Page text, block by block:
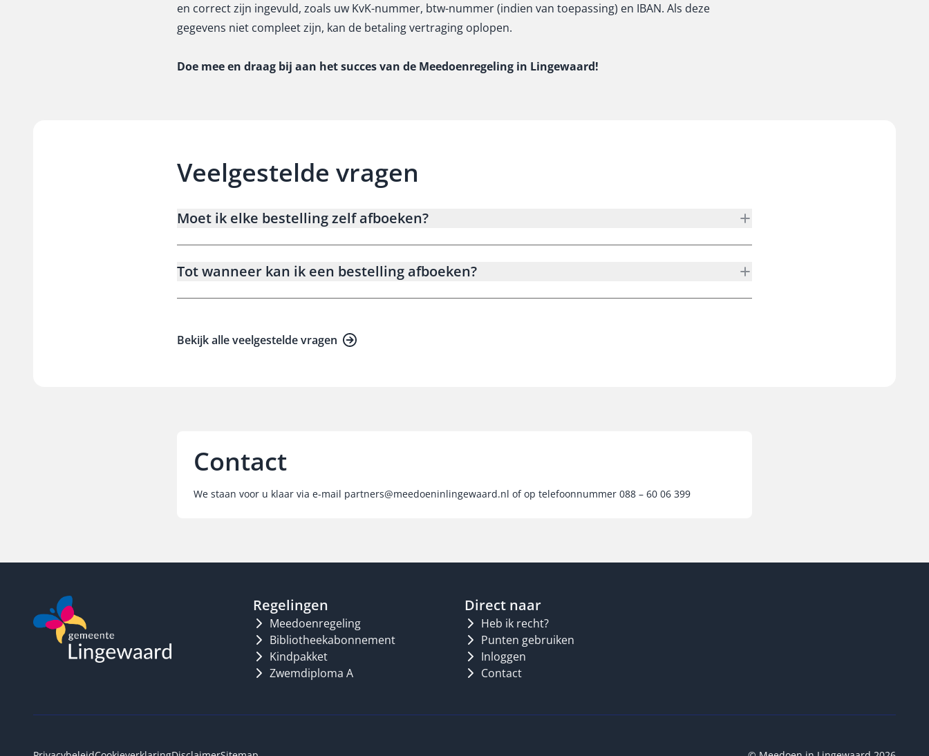
en correct zijn ingevuld, zoals uw KvK-nummer, btw-nummer (indien van toepassing) en IBAN. Als deze
gegevens niet compleet zijn, kan de betaling vertraging oplopen.
Doe mee en draag bij aan het succes van de Meedoenregeling in Lingewaard!
Veelgestelde vragen
Moet ik elke bestelling zelf afboeken?
Tot wanneer kan ik een bestelling afboeken?
Bekijk alle veelgestelde vragen
Contact
We staan voor u klaar via e-mail partners@meedoeninlingewaard.nl of op telefoonnummer 088 – 60 06 399
Regelingen
Meedoenregeling
Bibliotheekabonnement
Kindpakket
Zwemdiploma A
Direct naar
Heb ik recht?
Punten gebruiken
Inloggen
Contact